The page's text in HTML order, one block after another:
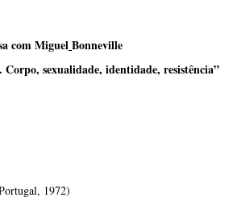
com MiguelBonneville
sexualidade, identidade, resistência”
1972)